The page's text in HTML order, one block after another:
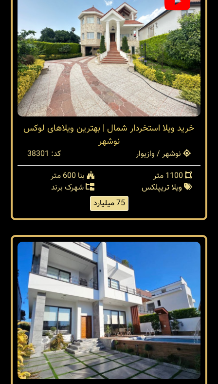
خرید ویلا استخردار شمال | بهترین ویلاهای لوکس
نوشهر
نوشهر / وازیوار
کد: 38301
بنا 600 متر
ویلا تریپلکس
شهرک برند
75 میلیارد